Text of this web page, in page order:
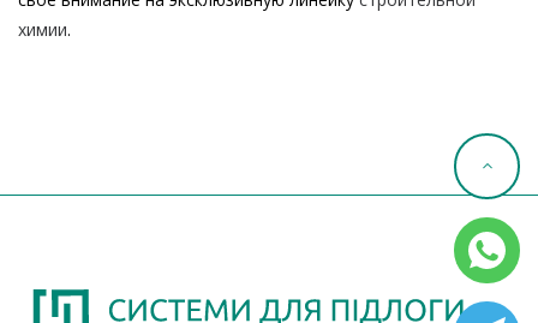
химии.